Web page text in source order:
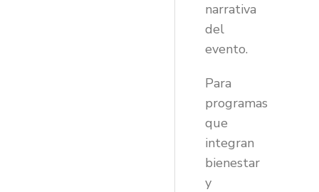
narrativa
del
evento.
Para
programas
que
integran
bienestar
y